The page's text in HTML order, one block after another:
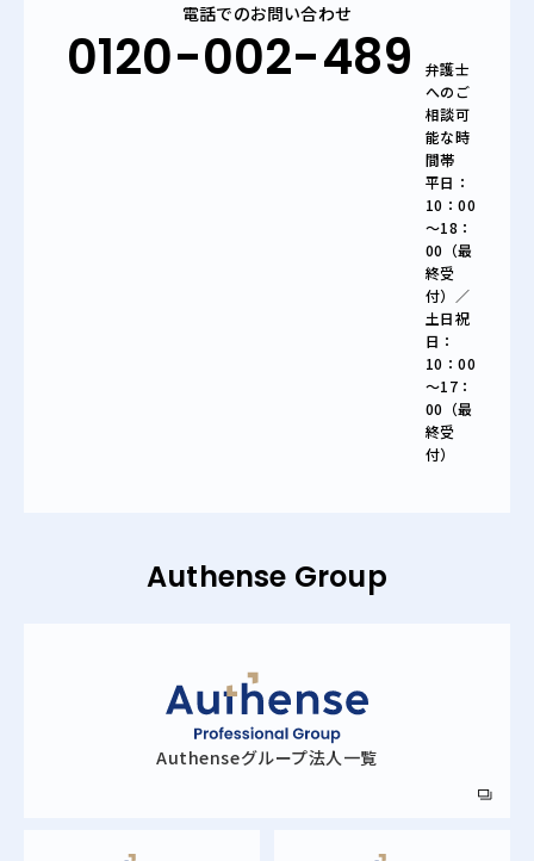
電話でのお問い合わせ
0120-002-489
弁護士
へのご
相談可
能な時
間帯
平日：
10：00
～18：
00（最
終受
付）／
土日祝
日：
10：00
～17：
00（最
終受
付）
Authense Group
Authenseグループ法人一覧